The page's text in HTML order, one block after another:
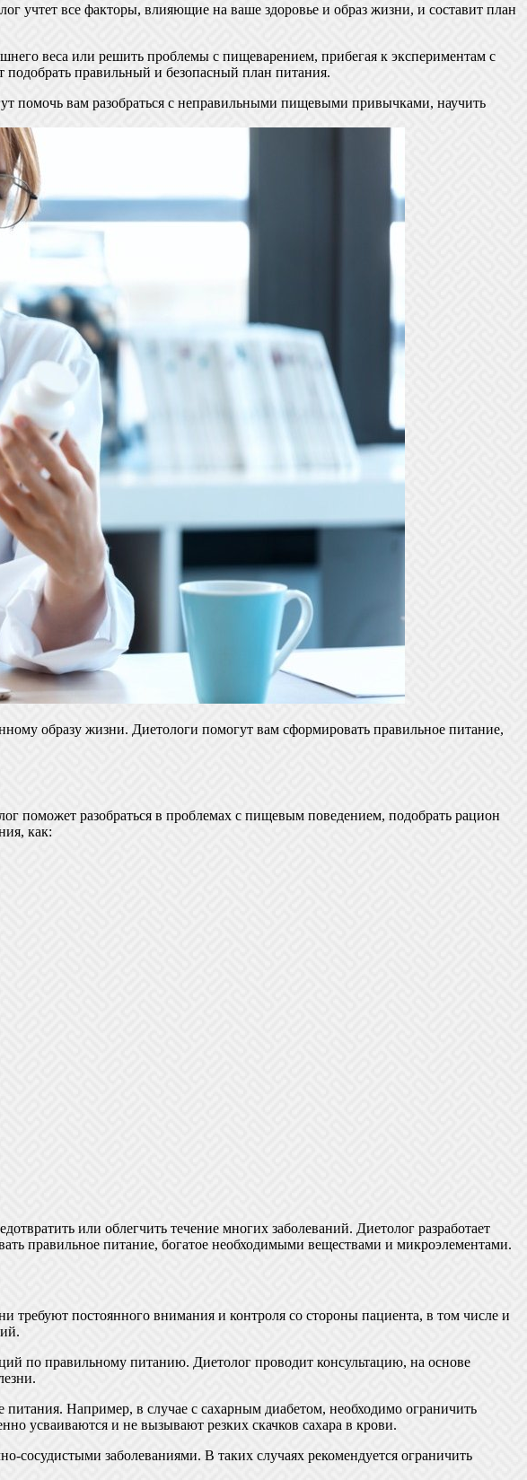
учтет все факторы, влияющие на ваше здоровье и образ жизни, и составит план
веса или решить проблемы с пищеварением, прибегая к экспериментам с
правильный и безопасный план питания.
помочь вам разобраться с неправильными пищевыми привычками, научить
образу жизни. Диетологи помогут вам сформировать правильное питание,
поможет разобраться в проблемах с пищевым поведением, подобрать рацион
как:
или облегчить течение многих заболеваний. Диетолог разработает
правильное питание, богатое необходимыми веществами и микроэлементами.
требуют постоянного внимания и контроля со стороны пациента, в том числе и
по правильному питанию. Диетолог проводит консультацию, на основе
Например, в случае с сахарным диабетом, необходимо ограничить
усваиваются и не вызывают резких скачков сахара в крови.
сосудистыми заболеваниями. В таких случаях рекомендуется ограничить